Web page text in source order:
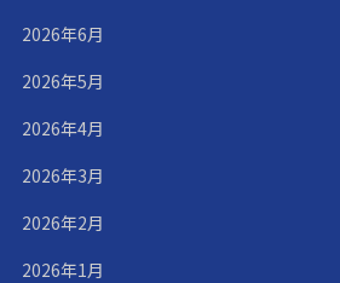
2026年6月
2026年5月
2026年4月
2026年3月
2026年2月
2026年1月